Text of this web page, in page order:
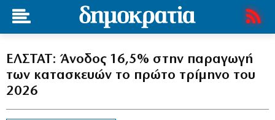
ΕΛΣΤΑΤ: Άνοδος 16,5% στην παραγωγή
των κατασκευών το πρώτο τρίμηνο του
2026